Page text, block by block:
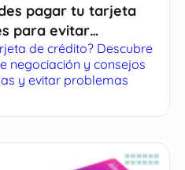
pagar tu tarjeta
para evitar
de crédito? Descubre
negociación y consejos
y evitar problemas